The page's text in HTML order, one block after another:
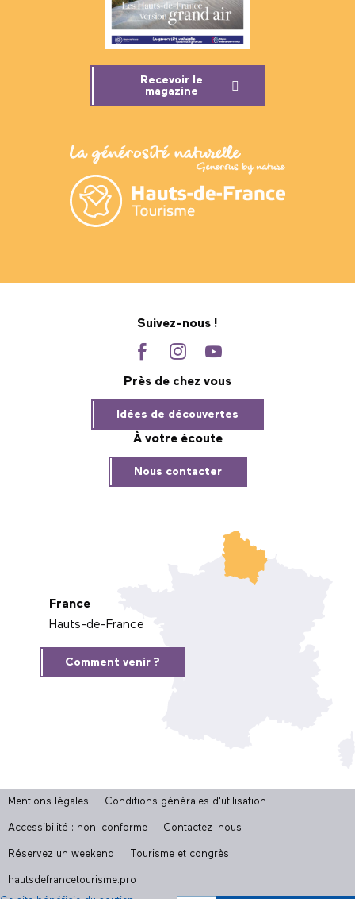
Recevoir le
magazine
Suivez-nous !
Près de chez vous
Idées de découvertes
À votre écoute
Nous contacter
France
Hauts-de-France
Comment venir ?
Mentions légales Conditions générales d'utilisation
Accessibilité : non-conforme Contactez-nous
Réservez un weekend Tourisme et congrès
hautsdefrancetourisme.pro